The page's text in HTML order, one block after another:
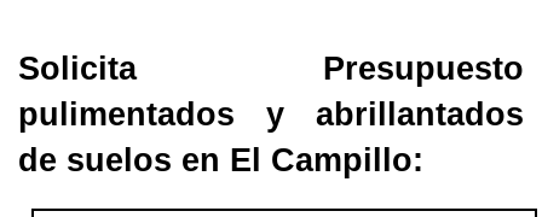
Solicita Presupuesto
pulimentados y abrillantados
de suelos en El Campillo: